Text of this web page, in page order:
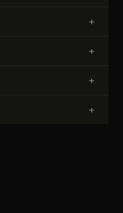
+
+
+
+